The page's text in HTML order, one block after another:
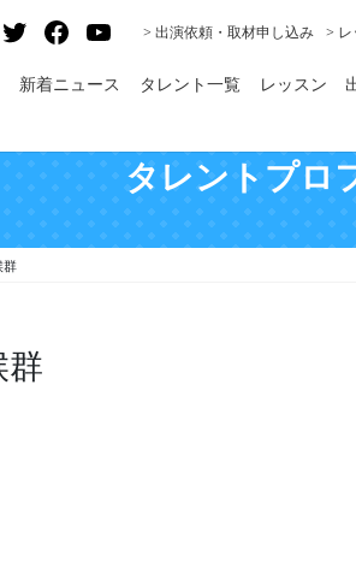
> 出演依頼・取材申し込み >
新着ニュース タレント一覧 レッスン
タレントプロ
群